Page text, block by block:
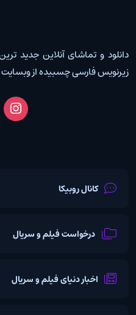
دانلود و تماشای آنلاین جدید
زیرنویس فارسی چسبیده از
کانال روبیکا
درخواست فیلم و سریال
اخبار دنیای فیلم و سریال